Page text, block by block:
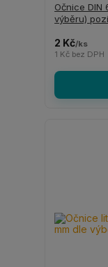
Očnice DIN
výběru)
2 Kč/ks
1 Kč bez DPH